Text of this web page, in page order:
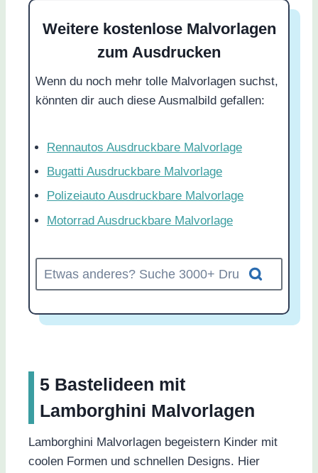
Weitere kostenlose Malvorlagen
zum Ausdrucken
Wenn du noch mehr tolle Malvorlagen suchst,
könnten dir auch diese Ausmalbild gefallen:
Rennautos Ausdruckbare Malvorlage
Bugatti Ausdruckbare Malvorlage
Polizeiauto Ausdruckbare Malvorlage
Motorrad Ausdruckbare Malvorlage
5 Bastelideen mit
Lamborghini Malvorlagen
Lamborghini Malvorlagen begeistern Kinder mit
coolen Formen und schnellen Designs. Hier